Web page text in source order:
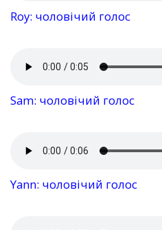
Roy: чоловічий голос
Sam: чоловічий голос
Yann: чоловічий голос